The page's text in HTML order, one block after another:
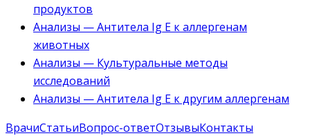
продуктов
Анализы — Антитела Ig E к аллергенам
животных
Анализы — Культуральные методы
исследований
Анализы — Антитела Ig E к другим аллергенам
ВрачиСтатьиВопрос-ответОтзывыКонтакты